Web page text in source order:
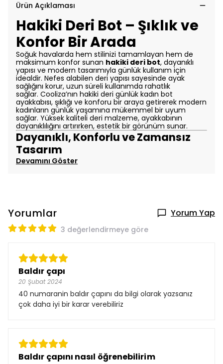
Ürün Açıklaması
Hakiki Deri Bot – Şıklık ve
Konfor Bir Arada
Soğuk havalarda hem stilinizi tamamlayan hem de
maksimum konfor sunan hakiki deri bot, dayanıklı
yapısı ve modern tasarımıyla günlük kullanım için
idealdir. Nefes alabilen deri yapısı sayesinde ayak
sağlığını korur, uzun süreli kullanımda rahatlık
sağlar. Cooliza’nın hakiki deri günlük kadın bot
ayakkabısı, şıklığı ve konforu bir araya getirerek modern
kadınların günlük yaşamına mükemmel bir uyum
sağlar. Yüksek kaliteli deri malzeme, ayakkabının
dayanıklılığını artırırken, estetik bir görünüm sunar.
Dayanıklı, Konforlu ve Zamansız
Tasarım
Devamını Göster
Yorumlar Yorum Yap
3 değerlendirmeye göre
Baldır çapı
20 Şubat 2024
40 numaranin baldır çapını da bilgi olarak yazsanız
çok daha iyi bir karar verebiliriz
Baldır çapını nasıl öğrenebilirim